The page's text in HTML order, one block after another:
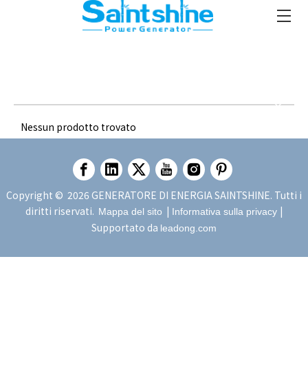
Nessun prodotto trovato
Copyright © 2026 GENERATORE DI ENERGIA SAINTSHINE. Tutti i
diritti riservati. Mappa del sito | Informativa sulla privacy |
Supportato da leadong.com